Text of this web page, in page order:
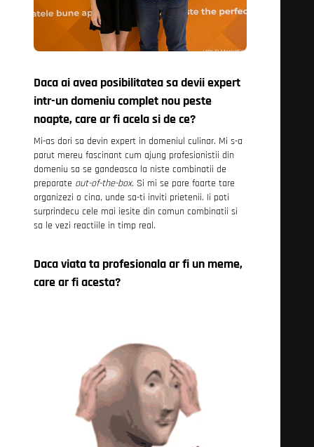
Daca ai avea posibilitatea sa devii expert
intr-un domeniu complet nou peste
noapte, care ar fi acela si de ce?
Mi-as dori sa devin expert in domeniul culinar. Mi s-a
parut mereu fascinant cum ajung profesionistii din
domeniu sa se gandeasca la niste combinatii de
preparate out-of-the-box. Si mi se pare foarte tare
organizezi o cina, unde sa-ti inviti prietenii. Ii poti
surprindecu cele mai iesite din comun combinatii si
sa le vezi reactiile in timp real.
Daca viata ta profesionala ar fi un meme,
care ar fi acesta?